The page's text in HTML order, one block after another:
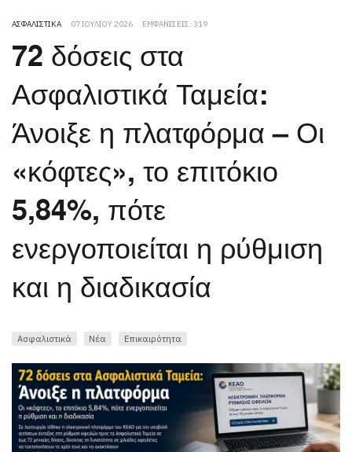
ΑΣΦΑΛΙΣΤΙΚΆ 07 ΙΟΥΛΊΟΥ 2026 ΕΜΦΑΝΊΣΕΙΣ: 319
72 δόσεις στα
Ασφαλιστικά Ταμεία:
Άνοιξε η πλατφόρμα – Οι
«κόφτες», το επιτόκιο
5,84%, πότε
ενεργοποιείται η ρύθμιση
και η διαδικασία
Ασφαλιστικά Νέα Επικαιρότητα